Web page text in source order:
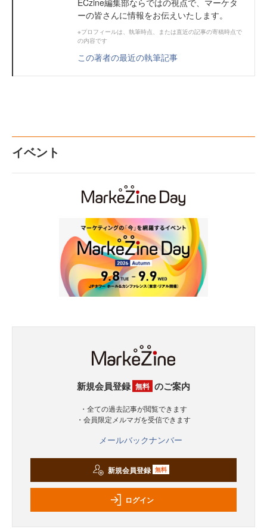
ECzine編集部ならではの視点で、マーケタ
ーの皆さんに情報をお伝えいたします。
※プロフィールは、執筆時点、または直近の記事の寄稿時点で
の内容です
この著者の最近の執筆記事
イベント
新規会員登録 無料 のご案内
・全ての過去記事が閲覧できます
・会員限定メルマガを受信できます
メールバックナンバー
新規会員登録 無料
ログイン